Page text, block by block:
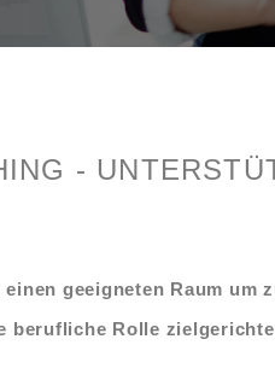
-
einen geeigneten Raum um
berufliche Rolle